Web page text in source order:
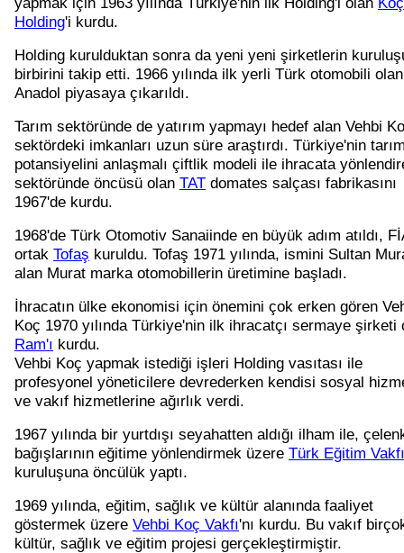
Holding'i kurdu.
Holding kurulduktan sonra da yeni yeni şirketlerin
birbirini takip etti. 1966 yılında ilk yerli Türk otomobili olan
Anadol piyasaya çıkarıldı.
Tarım sektöründe de yatırım yapmayı hedef alan Vehbi
sektördeki imkanları uzun süre araştırdı. Türkiye'nin
potansiyelini anlaşmalı çiftlik modeli ile ihracata
sektöründe öncüsü olan TAT domates salçası fabrikasını
1967'de kurdu.
1968'de Türk Otomotiv Sanaiinde en büyük adım atıldı,
ortak Tofaş kuruldu. Tofaş 1971 yılında, ismini Sultan
alan Murat marka otomobillerin üretimine başladı.
İhracatın ülke ekonomisi için önemini çok erken gören
Koç 1970 yılında Türkiye'nin ilk ihracatçı sermaye şirketi
Ram'ı kurdu.
Vehbi Koç yapmak istediği işleri Holding vasıtası ile
profesyonel yöneticilere devrederken kendisi sosyal
ve vakıf hizmetlerine ağırlık verdi.
1967 yılında bir yurtdışı seyahatten aldığı ilham ile,
bağışlarının eğitime yönlendirmek üzere Türk Eğitim Vakfı
kuruluşuna öncülük yaptı.
1969 yılında, eğitim, sağlık ve kültür alanında faaliyet
göstermek üzere Vehbi Koç Vakfı'nı kurdu. Bu vakıf
kültür, sağlık ve eğitim projesi gerçekleştirmiştir.